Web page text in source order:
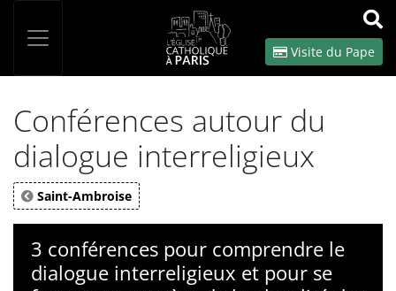
OK
Visite du Pape
Conférences autour du
dialogue interreligieux
Saint-Ambroise
3 conférences pour comprendre le
dialogue interreligieux et pour se
Panneau de gestion des cookies